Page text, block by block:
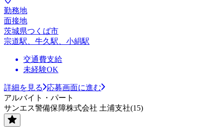
勤務地
面接地
茨城県つくば市
宗道駅、牛久駅、小絹駅
交通費支給
未経験OK
詳細を見る
応募画面に進む
アルバイト・パート
サンエス警備保障株式会社 土浦支社(15)